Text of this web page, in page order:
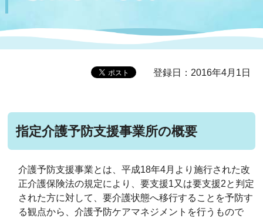
登録日：2016年4月1日
指定介護予防支援事業所の概要
介護予防支援事業とは、平成18年4月より施行された改
正介護保険法の規定により、要支援1又は要支援2と判定
された方に対して、要介護状態へ移行することを予防す
る観点から、介護予防ケアマネジメントを行うもので